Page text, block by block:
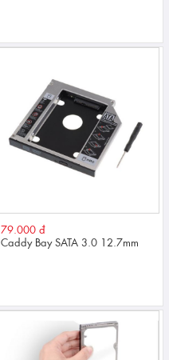
79.000 đ
Caddy Bay SATA 3.0 12.7mm